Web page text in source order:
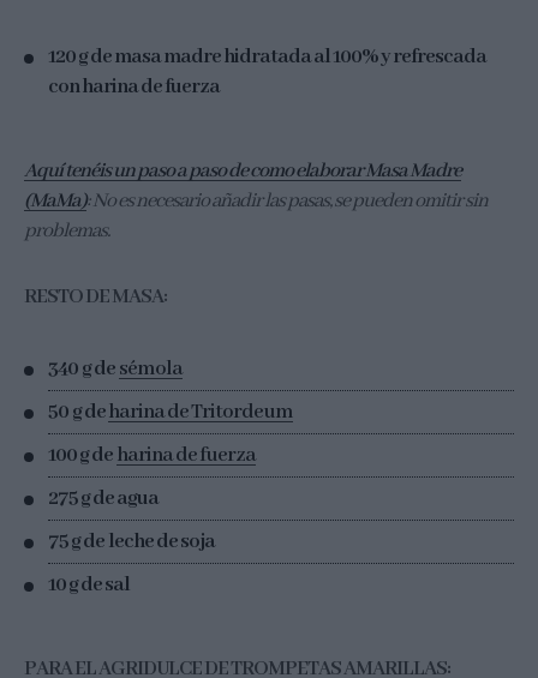
120 g de masa madre hidratada al 100% y refrescada
con harina de fuerza
Aquí tenéis un paso a paso de como elaborar Masa Madre
(MaMa): No es necesario añadir las pasas, se pueden omitir sin
problemas.
RESTO DE MASA:
340 g desémola
50 g deharina de Tritordeum
100 g deharina de fuerza
275 g de agua
75 g de leche de soja
10 g de sal
PARA EL AGRIDULCE DE TROMPETAS AMARILLAS: